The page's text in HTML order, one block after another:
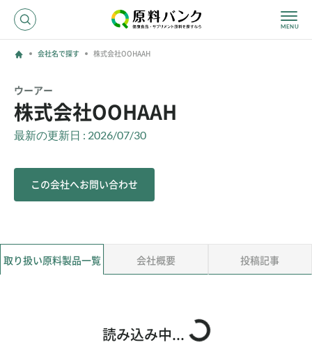
ホーム
効果・効能で探す 会社名で探す
ご利用ガイド
新規登録
会社名で探す 株式会社OOHAAH
ウーアー
株式会社OOHAAH
最新の更新日 : 2026/07/30
この会社へお問い合わせ
取り扱い原料製品一覧 会社概要 投稿記事
読み込み中...